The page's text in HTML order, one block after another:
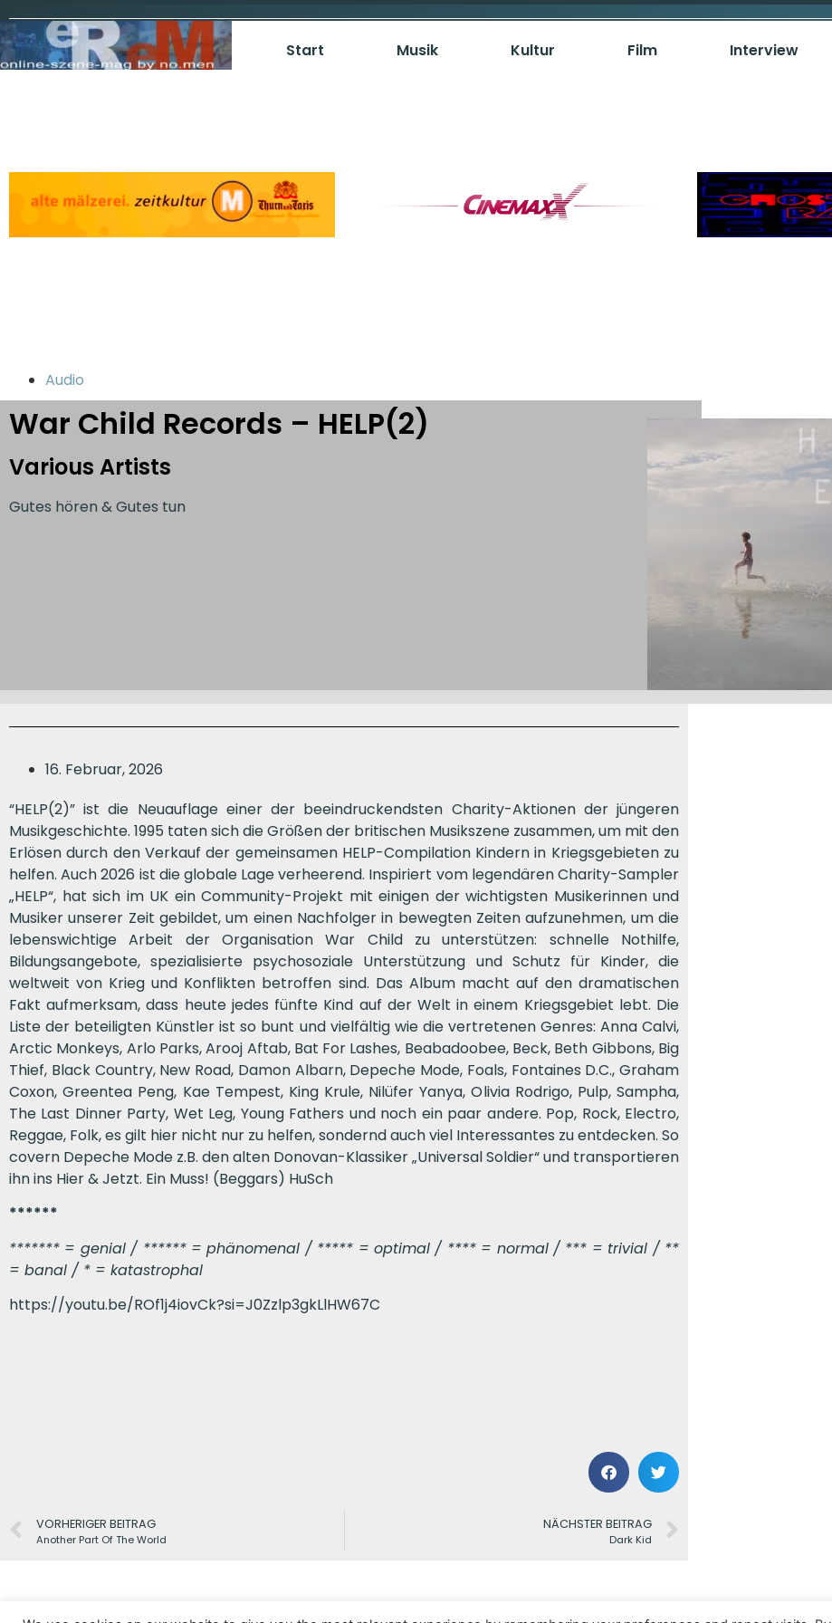
Start Musik Kultur Film Interview
Audio
War Child Records – HELP(2)
Various Artists
Gutes hören & Gutes tun
16. Februar, 2026
“HELP(2)” ist die Neuauflage einer der beeindruckendsten Charity-Aktionen der jüngeren
Musikgeschichte. 1995 taten sich die Größen der britischen Musikszene zusammen, um mit den
Erlösen durch den Verkauf der gemeinsamen HELP-Compilation Kindern in Kriegsgebieten zu
helfen. Auch 2026 ist die globale Lage verheerend. Inspiriert vom legendären Charity-Sampler
„HELP“, hat sich im UK ein Community-Projekt mit einigen der wichtigsten Musikerinnen und
Musiker unserer Zeit gebildet, um einen Nachfolger in bewegten Zeiten aufzunehmen, um die
lebenswichtige Arbeit der Organisation War Child zu unterstützen: schnelle Nothilfe,
Bildungsangebote, spezialisierte psychosoziale Unterstützung und Schutz für Kinder, die
weltweit von Krieg und Konflikten betroffen sind. Das Album macht auf den dramatischen
Fakt aufmerksam, dass heute jedes fünfte Kind auf der Welt in einem Kriegsgebiet lebt. Die
Liste der beteiligten Künstler ist so bunt und vielfältig wie die vertretenen Genres: Anna Calvi,
Arctic Monkeys, Arlo Parks, Arooj Aftab, Bat For Lashes, Beabadoobee, Beck, Beth Gibbons, Big
Thief, Black Country, New Road, Damon Albarn, Depeche Mode, Foals, Fontaines D.C., Graham
Coxon, Greentea Peng, Kae Tempest, King Krule, Nilüfer Yanya, Olivia Rodrigo, Pulp, Sampha,
The Last Dinner Party, Wet Leg, Young Fathers und noch ein paar andere. Pop, Rock, Electro,
Reggae, Folk, es gilt hier nicht nur zu helfen, sondernd auch viel Interessantes zu entdecken. So
covern Depeche Mode z.B. den alten Donovan-Klassiker „Universal Soldier“ und transportieren
ihn ins Hier & Jetzt. Ein Muss! (Beggars) HuSch
******
******* = genial / ****** = phänomenal / ***** = optimal / **** = normal / *** = trivial / **
= banal / * = katastrophal
https://youtu.be/ROf1j4iovCk?si=J0Zzlp3gkLlHW67C
VORHERIGER BEITRAG
Another Part Of The World
NÄCHSTER BEITRAG
Dark Kid